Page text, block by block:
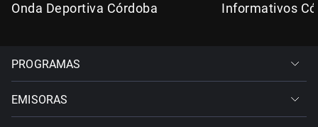
Onda Deportiva Córdoba Informativos
PROGRAMAS
EMISORAS